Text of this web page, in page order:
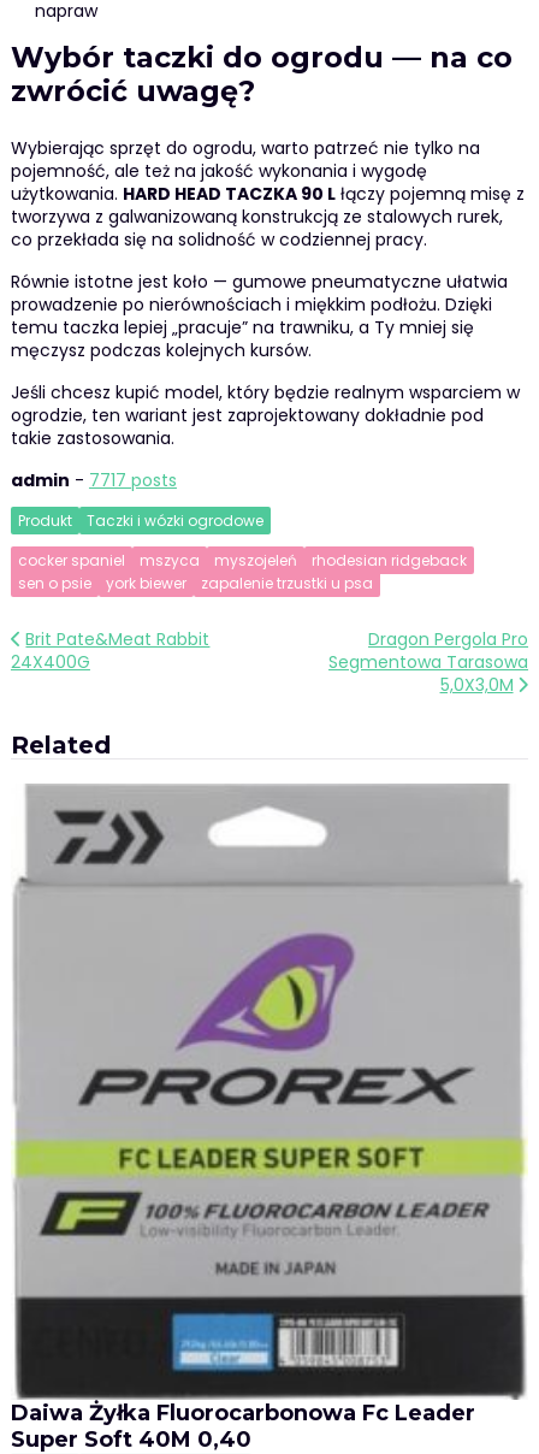
napraw
Wybór taczki do ogrodu — na co
zwrócić uwagę?
Wybierając sprzęt do ogrodu, warto patrzeć nie tylko na
pojemność, ale też na jakość wykonania i wygodę
użytkowania. HARD HEAD TACZKA 90 Lłączy pojemną misę z
tworzywa z galwanizowaną konstrukcją ze stalowych rurek,
co przekłada się na solidność w codziennej pracy.
Równie istotne jest koło — gumowe pneumatyczne ułatwia
prowadzenie po nierównościach i miękkim podłożu. Dzięki
temu taczka lepiej „pracuje” na trawniku, a Ty mniej się
męczysz podczas kolejnych kursów.
Jeśli chcesz kupić model, który będzie realnym wsparciem w
ogrodzie, ten wariant jest zaprojektowany dokładnie pod
takie zastosowania.
admin - 7717 posts
Produkt
Taczki i wózki ogrodowe
cocker spaniel
mszyca myszojeleń
rhodesian ridgeback
sen o psie
york biewer zapalenie trzustki u psa
Nawigacja
wpisu
Brit Pate&Meat Rabbit
24X400G
Dragon Pergola Pro
Segmentowa Tarasowa
5,0X3,0M
Related
Daiwa Żyłka Fluorocarbonowa Fc Leader
Super Soft 40M 0,40